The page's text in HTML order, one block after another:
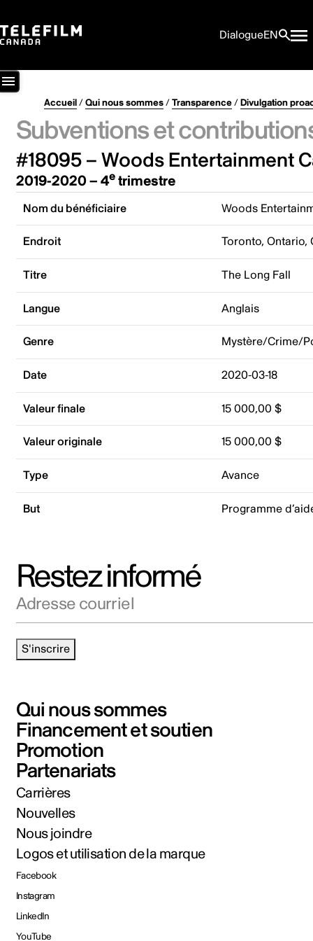
DialogueEN
Accueil/Qui nous sommes/Transparence/Divulgation
Subventions et
#18095 – Woods Entertainment
2019-2020 – 4etrimestre
Nom du bénéficiaire Woods
Endroit Toronto, Ontario,
Titre The Long Fall
Langue Anglais
Genre Mystère/Crime/
Date 2020-03-18
Valeur finale 15 000,00 $
Valeur originale 15 000,00 $
Type Avance
But Programme
Restez informé
S'inscrire
Qui nous sommes
Financement et soutien
Promotion
Partenariats
Carrières
Nouvelles
Nous joindre
Logos et utilisation de la marque
Facebook
Instagram
LinkedIn
YouTube